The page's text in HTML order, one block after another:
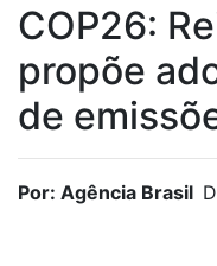
COP26:
propõe
de
Por: Agência Brasil